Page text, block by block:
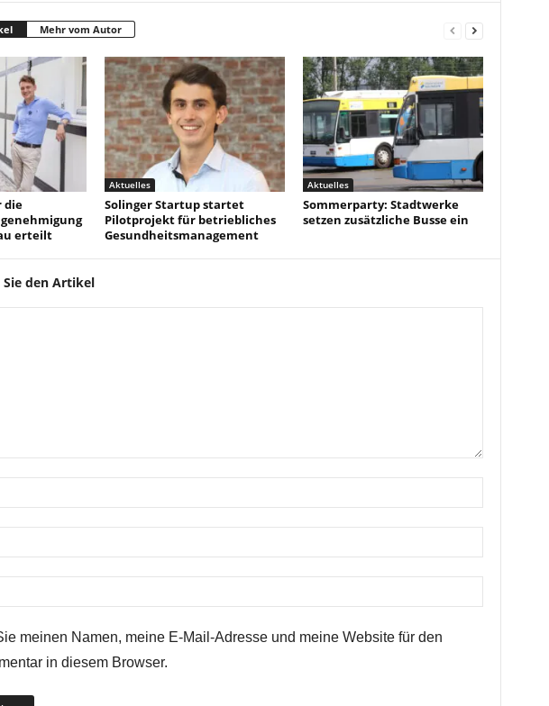
Mehr vom Autor
die
erteilt
Aktuelles
Solinger Startup startet
Pilotprojekt für betriebliches
Gesundheitsmanagement
Aktuelles
Sommerparty: Stadtwerke
setzen zusätzliche Busse ein
den Artikel
meinen Namen, meine E-Mail-Adresse und meine Website für den
in diesem Browser.